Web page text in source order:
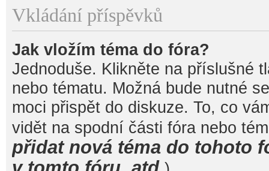
Vkládání příspěvků
Jak vložím téma do fóra?
Jednoduše. Klikněte na příslušné
nebo tématu. Možná bude nutné
moci přispět do diskuze. To, co
vidět na spodní části fóra nebo
přidat nová téma do tohoto